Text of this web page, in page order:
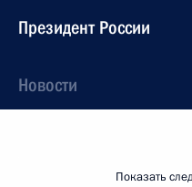
Президент России
Новости
Показать